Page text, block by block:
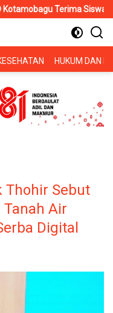
Siswa PKL SMK
HUKUM DAN
Thohir Sebut
Tanah Air
Digital